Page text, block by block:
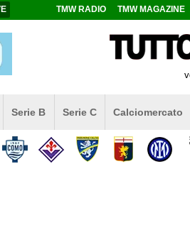
TMW RADIO TMW MAGAZINE
Serie B Serie C Calciomercato